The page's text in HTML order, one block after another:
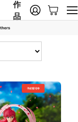
作
品